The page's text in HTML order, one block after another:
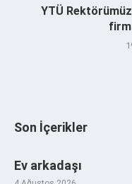
YTÜ Rektörümüz
Son İçerikler
Ev arkadaşı